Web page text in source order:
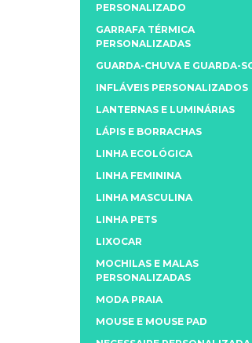
PERSONALIZADO
GARRAFA TÉRMICA
PERSONALIZADAS
GUARDA-CHUVA E GUARDA-
INFLÁVEIS PERSONALIZADOS
LANTERNAS E LUMINÁRIAS
LÁPIS E BORRACHAS
LINHA ECOLÓGICA
LINHA FEMININA
LINHA MASCULINA
LINHA PETS
LIXOCAR
MOCHILAS E MALAS
PERSONALIZADAS
MODA PRAIA
MOUSE E MOUSE PAD